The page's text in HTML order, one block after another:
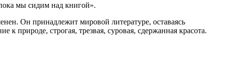
мы сидим над книгой».
Он принадлежит мировой литературе, оставаясь
природе, строгая, трезвая, суровая, сдержанная красота.